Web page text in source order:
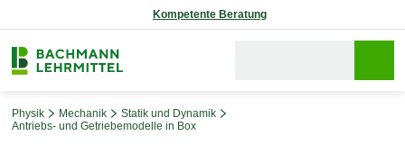
Reparaturservice
Physik Mechanik
Statik und Dynamik
Antriebs- und Getriebemodelle in Box